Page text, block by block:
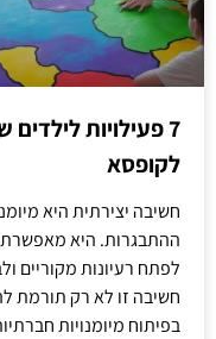
7 פעילויות
לקופסא
חשיבה יצירתית היא
ההתבגרות. היא מאפשרת
לפתח רעיונות מקוריים
חשיבה זו לא רק תורמת
בפיתוח מיומנויות